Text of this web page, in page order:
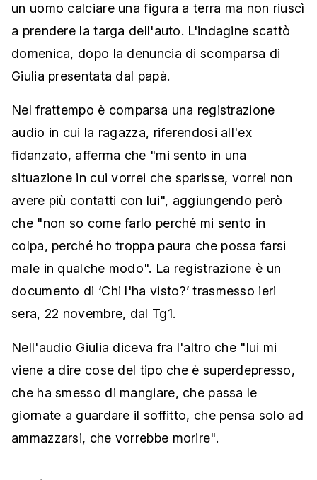
un uomo calciare una figura a terra ma non riuscì
a prendere la targa dell'auto. L'indagine scattò
domenica, dopo la denuncia di scomparsa di
Giulia presentata dal papà.
Nel frattempo è comparsa una registrazione
audio in cui la ragazza, riferendosi all'ex
fidanzato, afferma che "mi sento in una
situazione in cui vorrei che sparisse, vorrei non
avere più contatti con lui", aggiungendo però
che "non so come farlo perché mi sento in
colpa, perché ho troppa paura che possa farsi
male in qualche modo". La registrazione è un
documento di ‘Chi l'ha visto?’ trasmesso ieri
sera, 22 novembre, dal Tg1.
Nell'audio Giulia diceva fra l'altro che "lui mi
viene a dire cose del tipo che è superdepresso,
che ha smesso di mangiare, che passa le
giornate a guardare il soffitto, che pensa solo ad
ammazzarsi, che vorrebbe morire".